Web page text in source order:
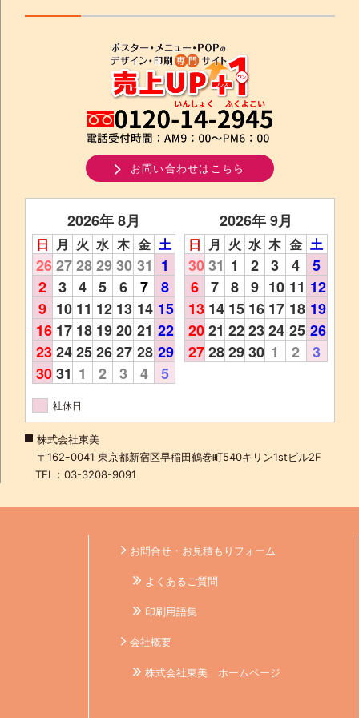
お問い合わせはこちら
2026年 8月
日 月 火 水 木 金 土
2627282930 31 1
2 3 4 5 6 7
8
9 10 11 12 13 14 15
16 17 18 1920 21 22
2324252627 28 29
3031 1 2 3 4 5
2026年 9月
日 月 火 水 木 金 土
30 31 1 2 3 4
5
6 7 8 9 10 11 12
13 14 15 16 17 18 19
20 21 22 23 24 25 26
27 28 29 30 1 2 3
社休日
株式会社東美
〒162ｰ0041 東京都新宿区早稲田鶴巻町540キリン1stビル2F
TEL：03-3208-9091
お問合せ・お見積もりフォーム
よくあるご質問
印刷用語集
会社概要
株式会社東美 ホームページ